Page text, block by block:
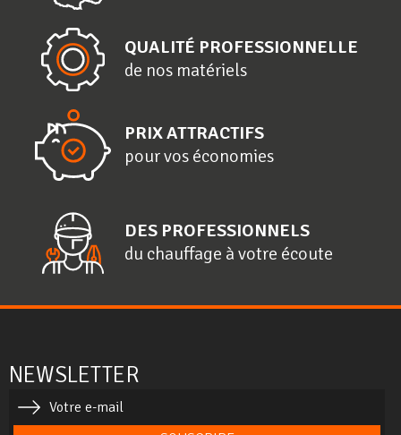
QUALITÉ PROFESSIONNELLE
de nos matériels
PRIX ATTRACTIFS
pour vos économies
DES PROFESSIONNELS
du chauffage à votre écoute
NEWSLETTER